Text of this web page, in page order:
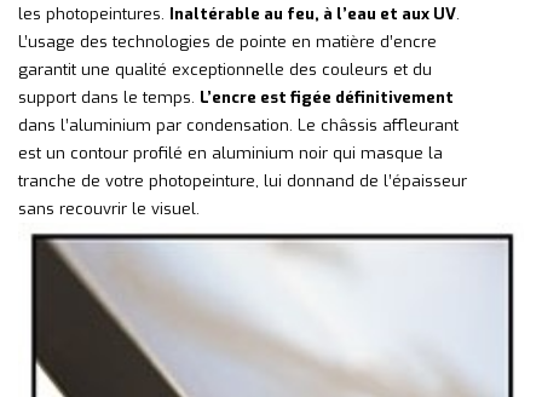
les photopeintures. Inaltérable au feu, à l’eau et aux UV.
L’usage des technologies de pointe en matière d’encre
garantit une qualité exceptionnelle des couleurs et du
support dans le temps. L’encre est figée définitivement
dans l’aluminium par condensation. Le châssis affleurant
est un contour profilé en aluminium noir qui masque la
tranche de votre photopeinture, lui donnand de l’épaisseur
sans recouvrir le visuel.